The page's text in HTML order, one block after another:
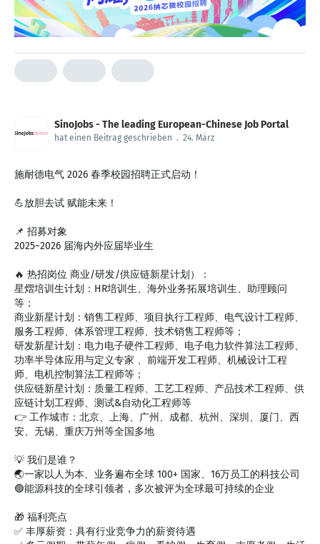
SinoJobs - The leading European-Chinese Job Portal
hat einen Beitrag geschrieben . 24. März
施耐德电气 2026 春季校园招聘正式启动！
💪放胆去试 赋能未来！
📌 招募对象
2025~2026 届海内外应届毕业生
🔥 热招岗位 商业/研发/供应链新星计划）：
星熠培训生计划：HR培训生、海外业务拓展培训生、助理顾问
等；
商业新星计划：销售工程师、项目执行工程师、电气设计工程师、
服务工程师、体系管理工程师、技术销售工程师等；
研发新星计划：电力电子硬件工程师、电子电力软件算法工程师、
功率半导体应用与定义专家 、前端开发工程师、机械设计工程
师、电机控制算法工程师等；
供应链新星计划：质量工程师、工艺工程师、产品技术工程师、供
应链计划工程师、测试&自动化工程师等
👉 工作城市：北京、上海、广州、成都、杭州、深圳、厦门、西
安、无锡、重庆万州等全国多地
💡 我们是谁？
🌏一家以人为本、业务遍布全球 100+ 国家、16万员工的科技公司
🟢能源科技的全球引领者，多次被评为全球最可持续的企业
🎁 福利亮点
✅ 丰厚薪资：具有行业竞争力的薪资待遇